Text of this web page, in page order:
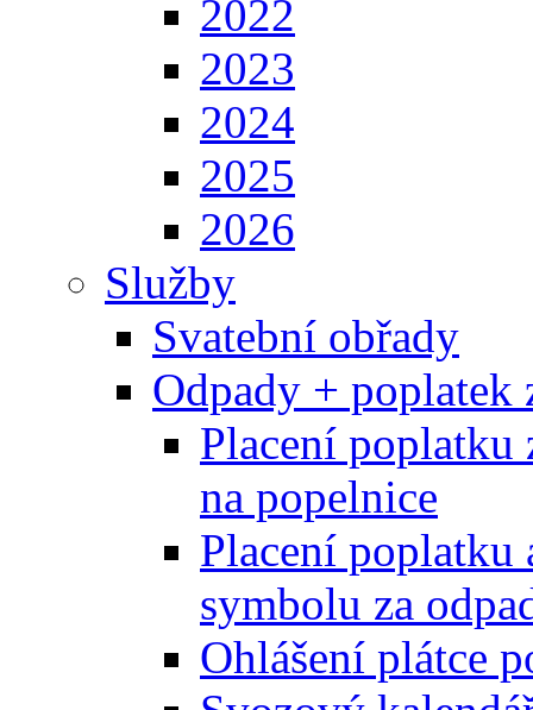
2022
2023
2024
2025
2026
Služby
Svatební obřady
Odpady + poplatek
Placení poplatku
na popelnice
Placení poplatku
symbolu za
Ohlášení plátce